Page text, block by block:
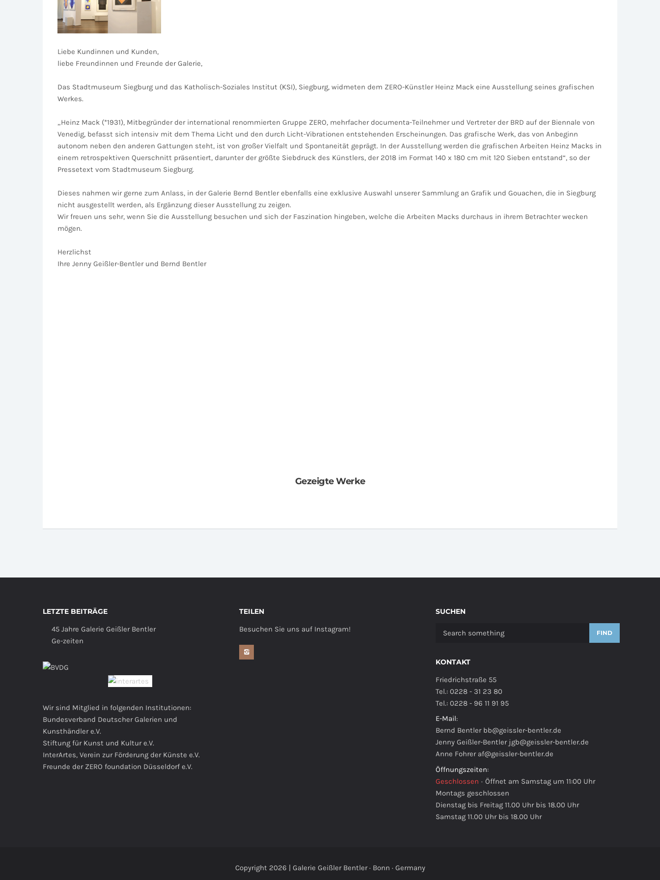
Liebe Kundinnen und Kunden,
liebe Freundinnen und Freunde der Galerie,
Das Stadtmuseum Siegburg und das Katholisch-Soziales Institut (KSI), Siegburg, widmeten dem ZERO-Künstler Heinz Mack eine Ausstellung seines grafischen
Werkes.
„Heinz Mack (*1931), Mitbegründer der international renommierten Gruppe ZERO, mehrfacher documenta-Teilnehmer und Vertreter der BRD auf der Biennale von
Venedig, befasst sich intensiv mit dem Thema Licht und den durch Licht-Vibrationen entstehenden Erscheinungen. Das grafische Werk, das von Anbeginn
autonom neben den anderen Gattungen steht, ist von großer Vielfalt und Spontaneität geprägt. In der Ausstellung werden die grafischen Arbeiten Heinz Macks in
einem retrospektiven Querschnitt präsentiert, darunter der größte Siebdruck des Künstlers, der 2018 im Format 140 x 180 cm mit 120 Sieben entstand“, so der
Pressetext vom Stadtmuseum Siegburg.
Dieses nahmen wir gerne zum Anlass, in der Galerie Bernd Bentler ebenfalls eine exklusive Auswahl unserer Sammlung an Grafik und Gouachen, die in Siegburg
nicht ausgestellt werden, als Ergänzung dieser Ausstellung zu zeigen.
Wir freuen uns sehr, wenn Sie die Ausstellung besuchen und sich der Faszination hingeben, welche die Arbeiten Macks durchaus in ihrem Betrachter wecken
mögen.
Herzlichst
Ihre Jenny Geißler-Bentler und Bernd Bentler
Gezeigte Werke
LETZTE BEITRÄGE
45 Jahre Galerie Geißler Bentler
Ge-zeiten
Wir sind Mitglied in folgenden Institutionen:
Bundesverband Deutscher Galerien und
Kunsthändler e.V.
Stiftung für Kunst und Kultur e.V.
InterArtes, Verein zur Förderung der Künste e.V.
Freunde der ZERO foundation Düsseldorf e.V.
TEILEN
Besuchen Sie uns auf Instagram!
SUCHEN
FIND
KONTAKT
Friedrichstraße 55
Tel.: 0228 - 31 23 80
Tel.: 0228 - 96 11 91 95
E-Mail:
Bernd Bentler bb@geissler-bentler.de
Jenny Geißler-Bentler jgb@geissler-bentler.de
Anne Fohrer af@geissler-bentler.de
Öffnungszeiten:
Geschlossen · Öffnet am Samstag um 11:00 Uhr
Montags geschlossen
Dienstag bis Freitag 11.00 Uhr bis 18.00 Uhr
Samstag 11.00 Uhr bis 18.00 Uhr
Copyright 2026 | Galerie Geißler Bentler · Bonn · Germany